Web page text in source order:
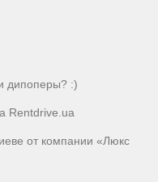
дипоперы? :)
Rentdrive.ua
от компании «Люкс